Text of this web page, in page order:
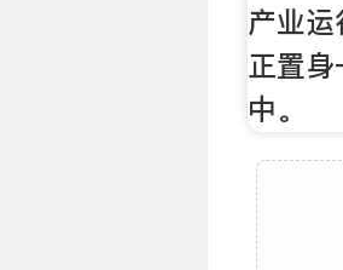
产业
正置
中。